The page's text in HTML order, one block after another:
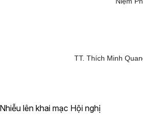
TT. Thích Minh
lên khai mạc Hội nghị